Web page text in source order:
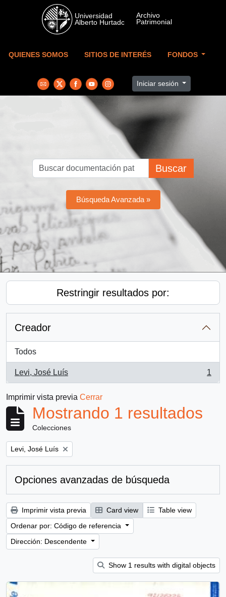
Skip to main content
QUIENES SOMOS SITIOS DE INTERÉS FONDOS
Iniciar sesión
Buscar
Búsqueda Avanzada »
Restringir resultados por:
Creador
Todos
Levi, José Luís
, 1 resultados
1
Imprimir vista previa Cerrar
Mostrando 1 resultados
Colecciones
Remove filter:
Levi, José Luís
Opciones avanzadas de búsqueda
Imprimir vista previa Card view
Table view
Ordenar por: Código de referencia
Dirección: Descendente
Show 1 results with digital objects